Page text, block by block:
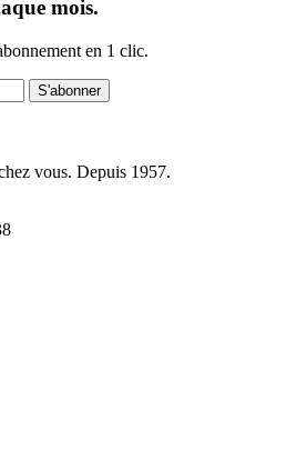
mois.
en 1 clic.
S'abonner
vous. Depuis 1957.